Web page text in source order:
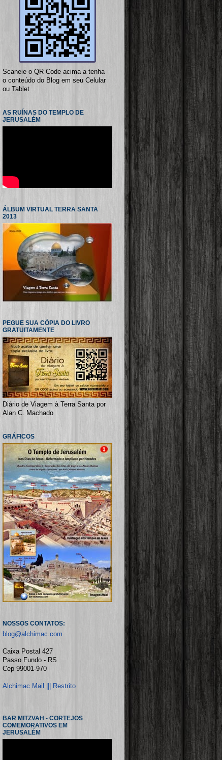
Scaneie o QR Code acima a tenha
o conteúdo do Blog em seu Celular
ou Tablet
AS RUÍNAS DO TEMPLO DE
JERUSALÉM
ÁLBUM VIRTUAL TERRA SANTA
2013
PEGUE SUA CÓPIA DO LIVRO
GRATUITAMENTE
Diário de Viagem à Terra Santa por
Alan C. Machado
GRÁFICOS
NOSSOS CONTATOS:
blog@alchimac.com
Caixa Postal 427
Passo Fundo - RS
Cep 99001-970
Alchimac Mail ||| Restrito
BAR MITZVAH - CORTEJOS
COMEMORATIVOS EM
JERUSALÉM